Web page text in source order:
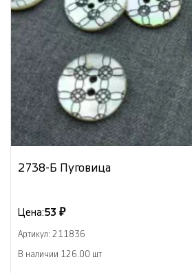
2738-Б Пуговица
Цена:53 ₽
Артикул: 211836
В наличии 126.00 шт